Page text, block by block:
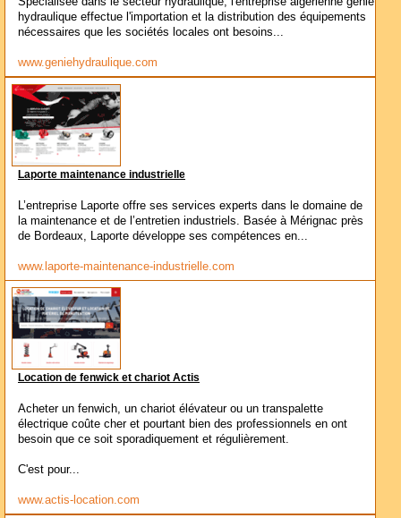
hydraulique effectue l'importation et la distribution des équipements
nécessaires que les sociétés locales ont besoins...
www.geniehydraulique.com
Laporte maintenance industrielle
L’entreprise Laporte offre ses services experts dans le domaine de
la maintenance et de l’entretien industriels. Basée à Mérignac près
de Bordeaux, Laporte développe ses compétences en...
www.laporte-maintenance-industrielle.com
Location de fenwick et chariot Actis
Acheter un fenwich, un chariot élévateur ou un transpalette
électrique coûte cher et pourtant bien des professionnels en ont
besoin que ce soit sporadiquement et régulièrement.
C'est pour...
www.actis-location.com